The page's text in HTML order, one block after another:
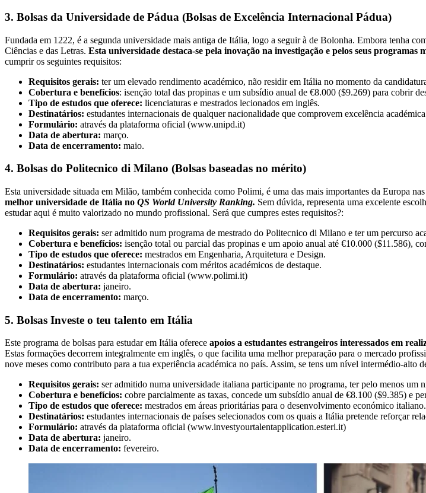
3. Bolsas da Universidade de Pádua (Bolsas de Excelência Internacional Pádua)
Fundada em 1222, é a segunda universidade mais antiga de Itália, logo a seguir à de Bolonha. Embora tenha
Ciências e das Letras. Esta universidade destaca-se pela inovação na investigação e pelos seus programas
cumprir os seguintes requisitos:
Requisitos gerais: ter um elevado rendimento académico, não residir em Itália no momento da
Cobertura e benefícios: isenção total das propinas e um subsídio anual de €8.000 ($9.269) para cobrir
Tipo de estudos que oferece: licenciaturas e mestrados lecionados em inglês.
Destinatários: estudantes internacionais de qualquer nacionalidade que comprovem excelência
Formulário: através da plataforma oficial (www.unipd.it)
Data de abertura: março.
Data de encerramento: maio.
4. Bolsas do Politecnico di Milano (Bolsas baseadas no mérito)
Esta universidade situada em Milão, também conhecida como Polimi, é uma das mais importantes da Europa
melhor universidade de Itália no QS World University Ranking. Sem dúvida, representa uma excelente
estudar aqui é muito valorizado no mundo profissional. Será que cumpres estes requisitos?:
Requisitos gerais: ser admitido num programa de mestrado do Politecnico di Milano e ter um percurso
Cobertura e benefícios: isenção total ou parcial das propinas e um apoio anual até €10.000 ($11.586),
Tipo de estudos que oferece: mestrados em Engenharia, Arquitetura e Design.
Destinatários: estudantes internacionais com méritos académicos de destaque.
Formulário: através da plataforma oficial (www.polimi.it)
Data de abertura: janeiro.
Data de encerramento: março.
5. Bolsas Investe o teu talento em Itália
Este programa de bolsas para estudar em Itália oferece apoios a estudantes estrangeiros interessados em
Estas formações decorrem integralmente em inglês, o que facilita uma melhor preparação para o mercado
nove meses como contributo para a tua experiência académica no país. Assim, se tens um nível intermédio-alto
Requisitos gerais: ser admitido numa universidade italiana participante no programa, ter pelo menos um
Cobertura e benefícios: cobre parcialmente as taxas, concede um subsídio anual de €8.100 ($9.385) e
Tipo de estudos que oferece: mestrados em áreas prioritárias para o desenvolvimento económico italiano.
Destinatários: estudantes internacionais de países selecionados com os quais a Itália pretende reforçar
Formulário: através da plataforma oficial (www.investyourtalentapplication.esteri.it)
Data de abertura: janeiro.
Data de encerramento: fevereiro.